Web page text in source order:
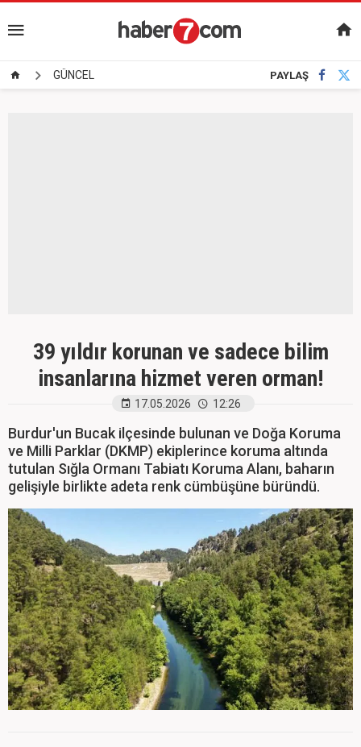
GÜNCEL PAYLAŞ
39 yıldır korunan ve sadece bilim
insanlarına hizmet veren orman!
17.05.2026 12:26
Burdur'un Bucak ilçesinde bulunan ve Doğa Koruma
ve Milli Parklar (DKMP) ekiplerince koruma altında
tutulan Sığla Ormanı Tabiatı Koruma Alanı, baharın
gelişiyle birlikte adeta renk cümbüşüne büründü.